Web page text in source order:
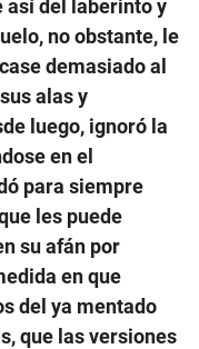
así del laberinto y
no obstante, le
demasiado al
alas y
luego, ignoró la
en el
para siempre
les puede
su afán por
en que
del ya mentado
que las versiones